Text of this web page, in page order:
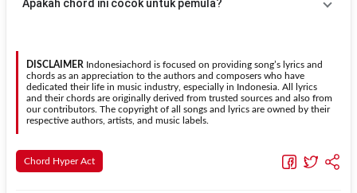
sesuai kebutuhan.
Transpose (bawah)untuk menurunkan nada. Seluruh chord akan
Apakah chord ini cocok untuk pemula?
dipelajari oleh pemula tanpa menghilangkan struktur dasar lagu.
DISCLAIMER Indonesiachord is focused on providing song’s lyrics and
chords as an appreciation to the authors and composers who have
dedicated their life in music industry, especially in Indonesia. All lyrics
and their chords are originally derived from trusted sources and also from
our contributors. The copyright of all songs and lyrics are owned by their
respective authors, artists, and music labels.
Chord Hyper Act